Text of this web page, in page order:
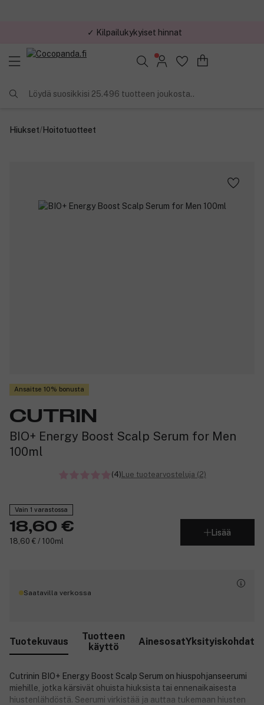
✓ Kilpailukykyiset hinnat
Löydä suosikkisi 25.496 tuotteen joukosta..
Hiukset/Hoitotuotteet
Ansaitse 10% bonusta
CUTRIN
BIO+ Energy Boost Scalp Serum for Men
100ml
(4)Lue tuotearvosteluja (2)
Vain 1 varastossa
18,60 €
18,60 € / 100ml
Lisää
Saatavilla verkossa
Tuotekuvaus
Tuotteen
käyttö
AinesosatYksityiskohdat
Cutrinin BIO+ Energy Boost Scalp Serum on hiuspohjanseerumi
miehille, jotka kärsivät ohuista hiuksista tai ennen­aikaisesta
hiustenlähdöstä. Seerumi virkistää ja auttaa tukemaan hiusten